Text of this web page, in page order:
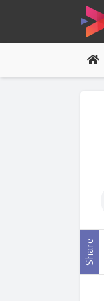
Share